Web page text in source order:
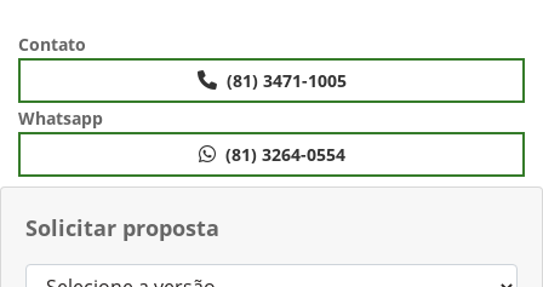
Solicitar proposta
Contato
(81) 3471-1005
Whatsapp
(81) 3264-0554